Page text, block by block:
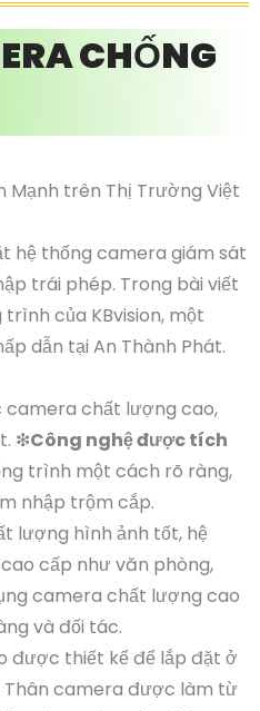
CHỐNG
Mạnh trên Thị Trường Việt
hệ thống camera giám sát
trái phép. Trong bài viết
của KBvision, một
dẫn tại An Thành Phát.
camera chất lượng cao,
❇Công nghệ được tích
trình một cách rõ ràng,
nhập trộm cắp.
lượng hình ảnh tốt, hệ
cấp như văn phòng,
camera chất lượng cao
và đối tác.
được thiết kế để lắp đặt ở
camera được làm từ